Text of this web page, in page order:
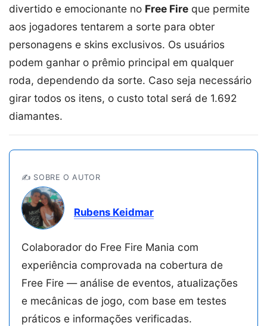
divertido e emocionante no Free Fire que permite
aos jogadores tentarem a sorte para obter
personagens e skins exclusivos. Os usuários
podem ganhar o prêmio principal em qualquer
roda, dependendo da sorte. Caso seja necessário
girar todos os itens, o custo total será de 1.692
diamantes.
✍️ SOBRE O AUTOR
Rubens Keidmar
Colaborador do Free Fire Mania com
experiência comprovada na cobertura de
Free Fire — análise de eventos, atualizações
e mecânicas de jogo, com base em testes
práticos e informações verificadas.